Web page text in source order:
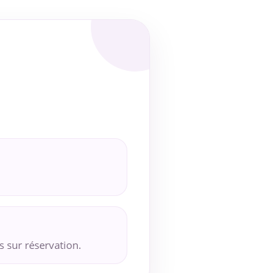
sur réservation.